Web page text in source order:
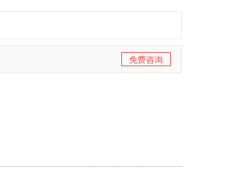
免费咨询